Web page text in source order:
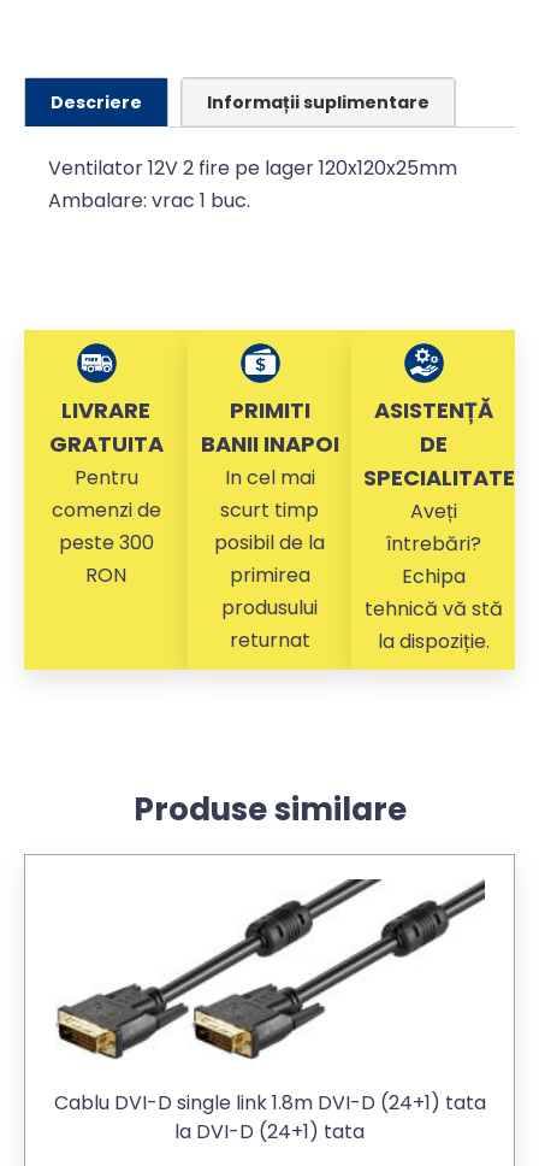
Descriere Informații suplimentare
Ventilator 12V 2 fire pe lager 120x120x25mm
Ambalare: vrac 1 buc.
LIVRARE
GRATUITA
Pentru
comenzi de
peste 300
RON
PRIMITI
BANII INAPOI
In cel mai
scurt timp
posibil de la
primirea
produsului
returnat
ASISTENȚĂ
DE
SPECIALITATE
Aveți
întrebări?
Echipa
tehnică vă stă
la dispoziție.
Produse similare
Cablu DVI-D single link 1.8m DVI-D (24+1) tata
la DVI-D (24+1) tata